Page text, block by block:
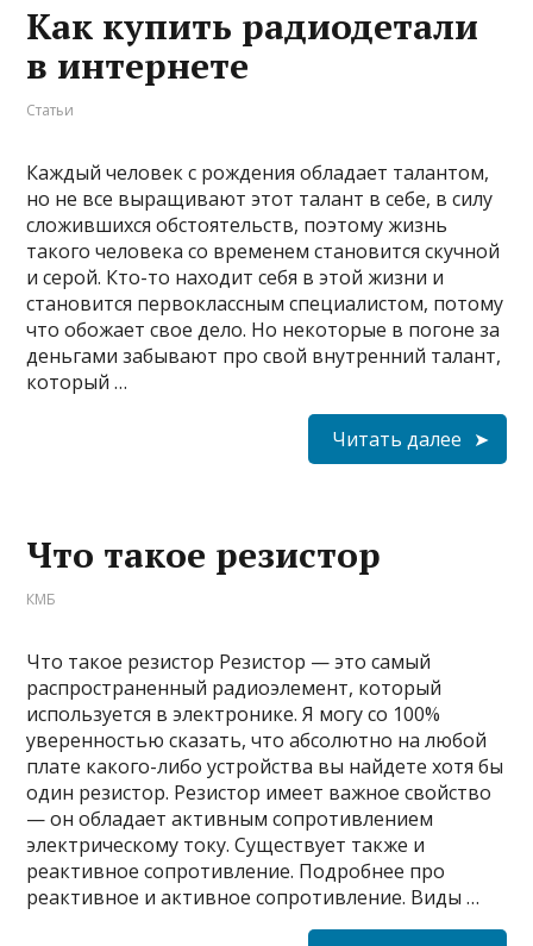
Как купить радиодетали
в интернете
Статьи
Каждый человек с рождения обладает талантом,
но не все выращивают этот талант в себе, в силу
сложившихся обстоятельств, поэтому жизнь
такого человека со временем становится скучной
и серой. Кто-то находит себя в этой жизни и
становится первоклассным специалистом, потому
что обожает свое дело. Но некоторые в погоне за
деньгами забывают про свой внутренний талант,
который …
Читать далее
Что такое резистор
КМБ
Что такое резистор Резистор — это самый
распространенный радиоэлемент, который
используется в электронике. Я могу со 100%
уверенностью сказать, что абсолютно на любой
плате какого-либо устройства вы найдете хотя бы
один резистор. Резистор имеет важное свойство
— он обладает активным сопротивлением
электрическому току. Существует также и
реактивное сопротивление. Подробнее про
реактивное и активное сопротивление. Виды …